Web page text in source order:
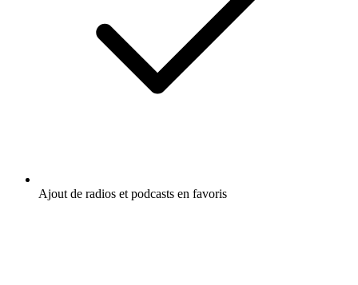
Ajout de radios et podcasts en favoris